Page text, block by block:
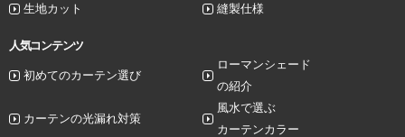
生地カット
縫製仕様
人気コンテンツ
初めてのカーテン選び
ローマンシェード
の紹介
カーテンの光漏れ対策
風水で選ぶ
カーテンカラー